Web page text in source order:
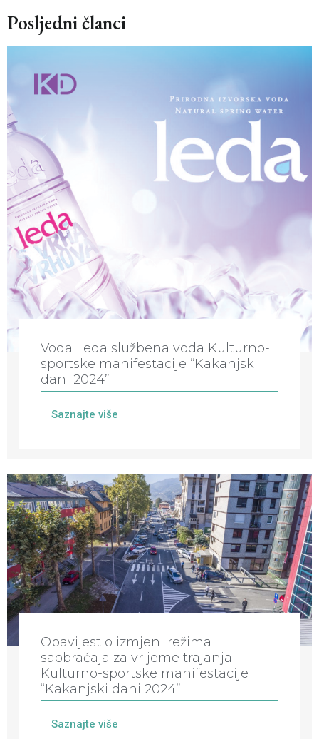
Posljedni članci
Voda Leda službena voda Kulturno-
sportske manifestacije “Kakanjski
dani 2024”
Saznajte više
Obavijest o izmjeni režima
saobraćaja za vrijeme trajanja
Kulturno-sportske manifestacije
“Kakanjski dani 2024”
Saznajte više